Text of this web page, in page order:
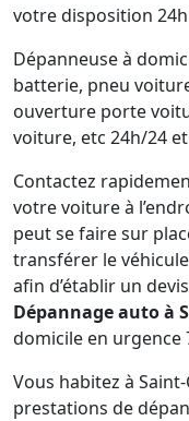
votre disposition
Dépanneuse à
batterie, pneu
ouverture porte
voiture, etc 24h/24
Contactez
votre voiture à
peut se faire sur
transférer le
afin d’établir un
Dépannage auto à
domicile en urgence
Vous habitez à
prestations de